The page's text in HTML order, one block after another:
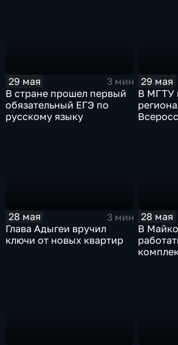
29 мая
3 мин
В стране прошел первый
обязательный ЕГЭ по
русскому языку
29 мая
В МГТУ
28 мая
3 мин
Глава Адыгеи вручил
ключи от новых квартир
28 мая
В